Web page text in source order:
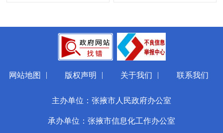
网站地图 | 版权声明 | 关于我们 | 联系我们
主办单位：张掖市人民政府办公室
承办单位：张掖市信息化工作办公室